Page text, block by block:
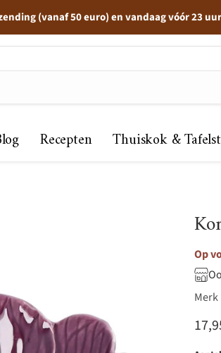
(vanaf 50 euro) en vandaag vóór 23
Recepten Thuiskok &
Op
Merk